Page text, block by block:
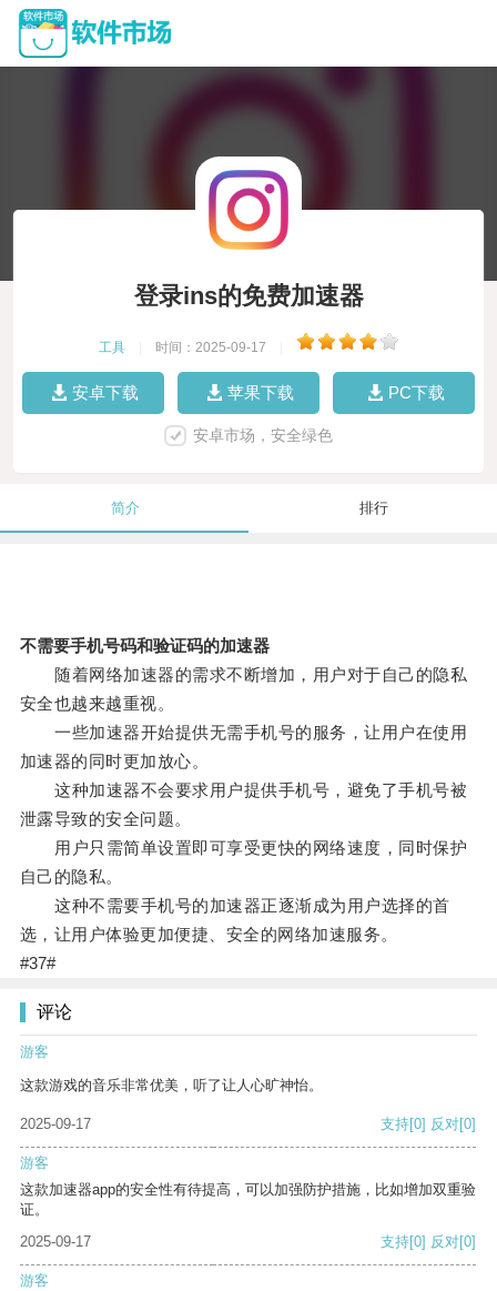
登录ins的免费加速器
工具 时间：2025-09-17
安卓下载 苹果下载 PC下载
安卓市场，安全绿色
简介 排行
不需要手机号码和验证码的加速器
随着网络加速器的需求不断增加，用户对于自己的隐私
安全也越来越重视。
一些加速器开始提供无需手机号的服务，让用户在使用
加速器的同时更加放心。
这种加速器不会要求用户提供手机号，避免了手机号被
泄露导致的安全问题。
用户只需简单设置即可享受更快的网络速度，同时保护
自己的隐私。
这种不需要手机号的加速器正逐渐成为用户选择的首
选，让用户体验更加便捷、安全的网络加速服务。
#37#
评论
游客
这款游戏的音乐非常优美，听了让人心旷神怡。
2025-09-17 支持[0] 反对[0]
游客
这款加速器app的安全性有待提高，可以加强防护措施，比如增加双重验
证。
2025-09-17
支持[0] 反对[0]
游客